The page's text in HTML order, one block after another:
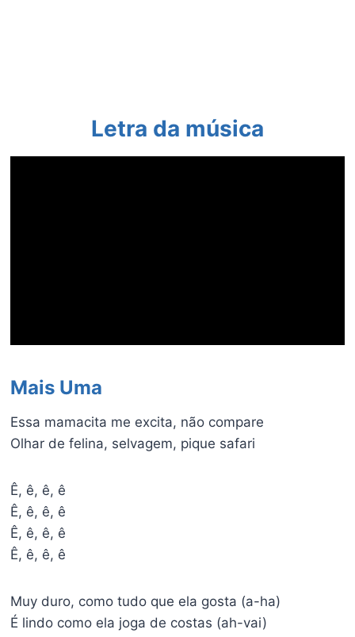
Letra da música
Mais Uma
Essa mamacita me excita, não compare
Olhar de felina, selvagem, pique safari
Ê, ê, ê, ê
Ê, ê, ê, ê
Ê, ê, ê, ê
Ê, ê, ê, ê
Muy duro, como tudo que ela gosta (a-ha)
É lindo como ela joga de costas (ah-vai)